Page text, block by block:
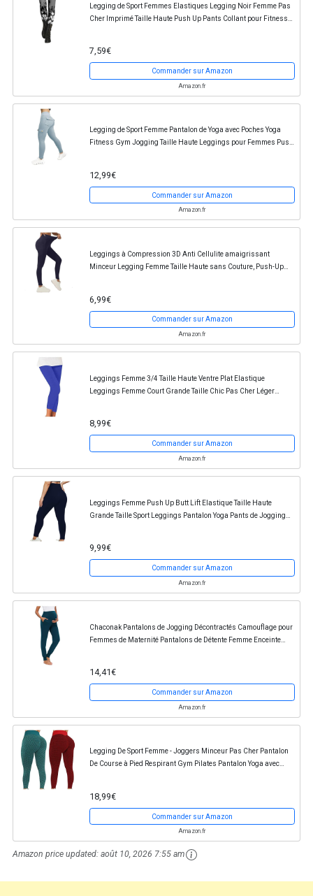
Legging de Sport Femmes Elastiques Legging Noir Femme Pas
Cher Imprimé Taille Haute Push Up Pants Collant pour Fitness
7,59€
Commander sur Amazon
Amazon.fr
Legging de Sport Femme Pantalon de Yoga avec Poches Yoga
Fitness Gym Jogging Taille Haute Leggings pour Femmes Push
12,99€
Commander sur Amazon
Amazon.fr
Leggings à Compression 3D Anti Cellulite amaigrissant
Minceur Legging Femme Taille Haute sans Couture, Push-Up
6,99€
Commander sur Amazon
Amazon.fr
Leggings Femme 3/4 Taille Haute Ventre Plat Elastique
Leggings Femme Court Grande Taille Chic Pas Cher Léger
8,99€
Commander sur Amazon
Amazon.fr
Leggings Femme Push Up Butt Lift Elastique Taille Haute
Grande Taille Sport Leggings Pantalon Yoga Pants de Jogging
9,99€
Commander sur Amazon
Amazon.fr
Chaconak Pantalons de Jogging Décontractés Camouflage pour
Femmes de Maternité Pantalons de Détente Femme Enceinte
14,41€
Commander sur Amazon
Amazon.fr
Legging De Sport Femme - Joggers Minceur Pas Cher Pantalon
De Course à Pied Respirant Gym Pilates Pantalon Yoga avec
18,99€
Commander sur Amazon
Amazon.fr
Amazon price updated: août 10, 2026 7:55 am